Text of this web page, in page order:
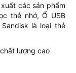
các sản phẩm
thẻ nhớ, Ổ USB
là loại thẻ